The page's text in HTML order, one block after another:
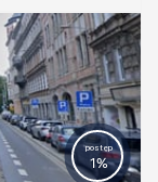
postęp
1%